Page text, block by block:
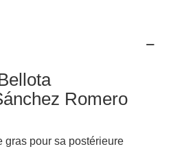
Romero
gras pour sa postérieure